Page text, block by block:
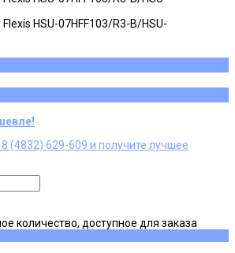
(4832) 629-609 и получите лучшее
количество, доступное для заказа